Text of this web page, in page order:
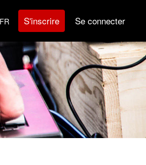
FR S'inscrire Se connecter